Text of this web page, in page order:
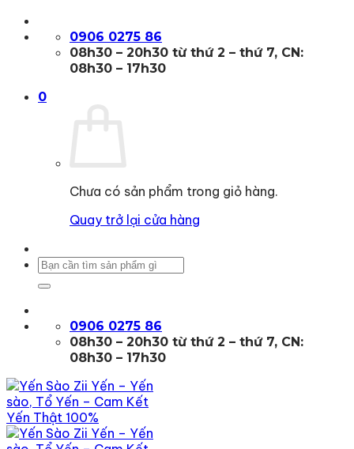
qua
0906 0275 86
08h30 – 20h30 từ thứ 2 – thứ 7, CN:
08h30 – 17h30
0
Chưa có sản phẩm trong giỏ hàng.
Quay trở lại cửa hàng
Tìm
0906 0275 86
08h30 – 20h30 từ thứ 2 – thứ 7, CN:
08h30 – 17h30